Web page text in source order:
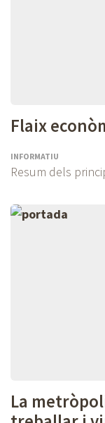
Flaix
INFORMATIU
Resum dels
La